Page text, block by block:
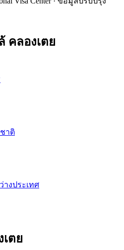
คลองเตย
าติ
างประเทศ
เตย